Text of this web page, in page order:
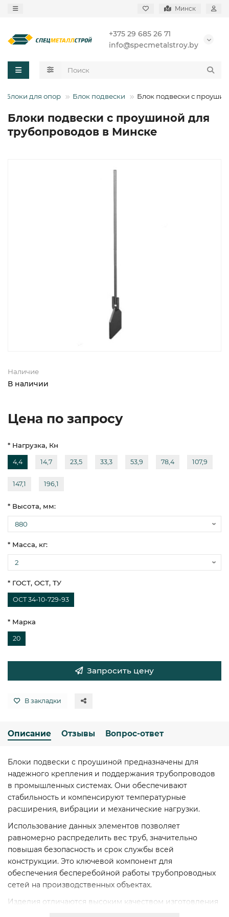
Минск
+375 29 685 26 71
info@specmetalstroy.by
Блоки для опор Блок подвески Блок подвески с
Блоки подвески с проушиной для
трубопроводов в Минске
Наличие
В наличии
Цена по запросу
* Нагрузка, Кн
4,4 14,7 23,5 33,3 53,9 78,4 107,9
147,1 196,1
* Высота, мм:
* Масса, кг:
* ГОСТ, ОСТ, ТУ
ОСТ 34-10-729-93
* Марка
20
Запросить цену
В закладки
Описание Отзывы Вопрос-ответ
Блоки подвески с проушиной предназначены для
надежного крепления и поддержания трубопроводов
в промышленных системах. Они обеспечивают
стабильность и компенсируют температурные
расширения, вибрации и механические нагрузки.
Использование данных элементов позволяет
равномерно распределить вес труб, значительно
повышая безопасность и срок службы всей
конструкции. Это ключевой компонент для
обеспечения бесперебойной работы трубопроводных
сетей на производственных объектах.
Изделия отличаются высоким качеством изготовления